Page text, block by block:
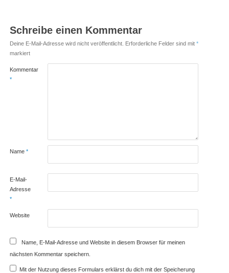
Schreibe einen Kommentar
Deine E-Mail-Adresse wird nicht veröffentlicht. Erforderliche Felder sind mit *
markiert
Kommentar
*
Name *
E-Mail-
Adresse
*
Website
Name, E-Mail-Adresse und Website in diesem Browser für meinen
nächsten Kommentar speichern.
Mit der Nutzung dieses Formulars erklärst du dich mit der Speicherung